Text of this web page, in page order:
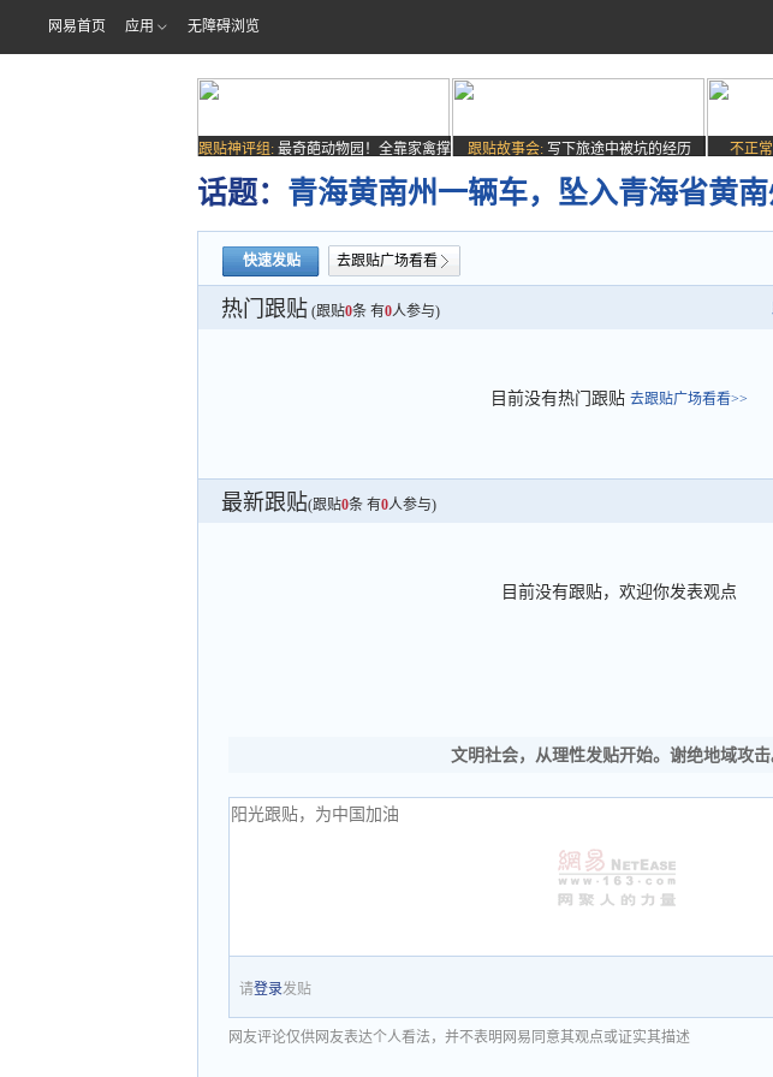
网易首页 应用 无障碍浏览
跟贴神评组: 最奇葩动物园！全靠家禽撑
场子
跟贴故事会: 写下旅途中被坑的经历 不正
话题： 青海黄南州一辆车，坠入青海省黄
快速发贴 去跟贴广场看看
热门跟贴 (跟贴0条 有0人参与)
目前没有热门跟贴 去跟贴广场看看>>
最新跟贴(跟贴0条 有0人参与)
目前没有跟贴，欢迎你发表观点
文明社会，从理性发贴开始。谢绝地域攻击
请登录发贴
网友评论仅供网友表达个人看法，并不表明网易同意其观点或证实其描述